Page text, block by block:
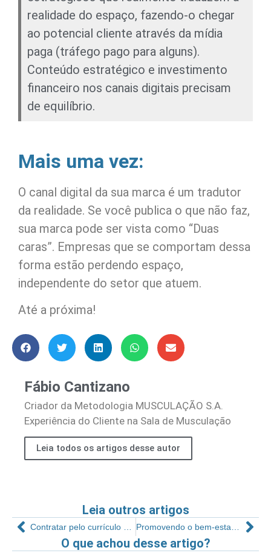
realidade do espaço, fazendo-o chegar
ao potencial cliente através da mídia
paga (tráfego pago para alguns).
Conteúdo estratégico e investimento
financeiro nos canais digitais precisam
de equilíbrio.
Mais uma vez:
O canal digital da sua marca é um tradutor
da realidade. Se você publica o que não faz,
sua marca pode ser vista como “Duas
caras”. Empresas que se comportam dessa
forma estão perdendo espaço,
independente do setor que atuem.
Até a próxima!
Fábio Cantizano
Criador da Metodologia MUSCULAÇÃO S.A.
Experiência do Cliente na Sala de Musculação
Leia todos os artigos desse autor
Leia outros artigos
O que achou desse artigo?